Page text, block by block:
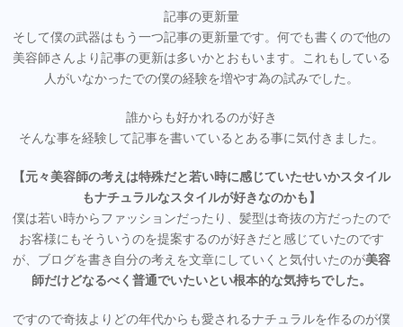
記事の更新量
そして僕の武器はもう一つ記事の更新量です。何でも書くので他の
美容師さんより記事の更新は多いかとおもいます。これもしている
人がいなかったでの僕の経験を増やす為の試みでした。
誰からも好かれるのが好き
そんな事を経験して記事を書いているとある事に気付きました。
【元々美容師の考えは特殊だと若い時に感じていたせいかスタイル
もナチュラルなスタイルが好きなのかも】
僕は若い時からファッションだったり、髪型は奇抜の方だったので
お客様にもそういうのを提案するのが好きだと感じていたのです
が、ブログを書き自分の考えを文章にしていくと気付いたのが美容
師だけどなるべく普通でいたいとい根本的な気持ちでした。
ですので奇抜よりどの年代からも愛されるナチュラルを作るのが僕